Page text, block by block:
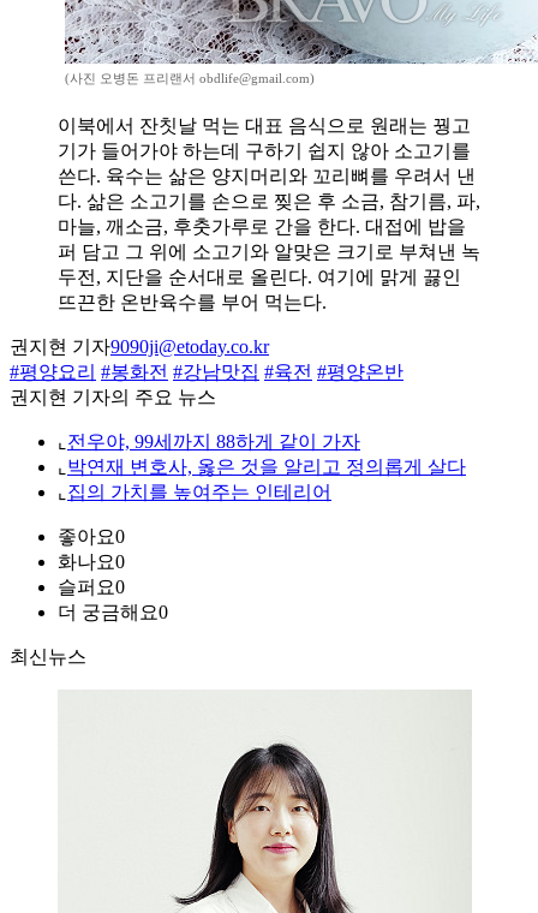
(사진 오병돈 프리랜서 obdlife@gmail.com)
이북에서 잔칫날 먹는 대표 음식으로 원래는 꿩고
기가 들어가야 하는데 구하기 쉽지 않아 소고기를
쓴다. 육수는 삶은 양지머리와 꼬리뼈를 우려서 낸
다. 삶은 소고기를 손으로 찢은 후 소금, 참기름, 파,
마늘, 깨소금, 후춧가루로 간을 한다. 대접에 밥을
퍼 담고 그 위에 소고기와 알맞은 크기로 부쳐낸 녹
두전, 지단을 순서대로 올린다. 여기에 맑게 끓인
뜨끈한 온반육수를 부어 먹는다.
권지현 기자9090ji@etoday.co.kr
#평양요리 #봉화전 #강남맛집 #육전 #평양온반
권지현 기자의 주요 뉴스
⌞ 전우야, 99세까지 88하게 같이 가자
⌞ 박연재 변호사, 옳은 것을 알리고 정의롭게 살다
⌞ 집의 가치를 높여주는 인테리어
좋아요0
화나요0
슬퍼요0
더 궁금해요0
최신뉴스